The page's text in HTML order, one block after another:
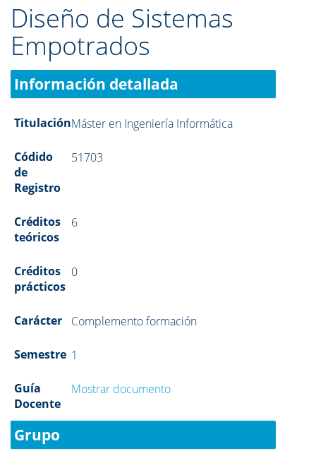
Diseño de Sistemas
Empotrados
Información detallada
TitulaciónMáster en Ingeniería Informática
Códido
de
Registro
51703
Créditos
teóricos
6
Créditos
prácticos
0
Carácter Complemento formación
Semestre 1
Guía
Docente
Mostrar documento
Grupo